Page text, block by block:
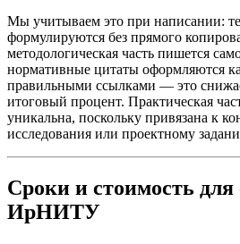
Мы учитываем это при написании:
формулируются без прямого
методологическая часть пишется
нормативные цитаты оформляются
правильными ссылками — это
итоговый процент. Практическая
уникальна, поскольку привязана к
исследования или проектному
Сроки и стоимость для
ИрНИТУ